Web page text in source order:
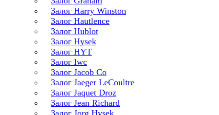
Залог Harry Winston
Залог Hautlence
Залог Hublot
Залог Hysek
Залог HYT
Залог Iwc
Залог Jacob Co
Залог Jaeger LeCoultre
Залог Jaquet Droz
Залог Jean Richard
Залог Jorg Hysek